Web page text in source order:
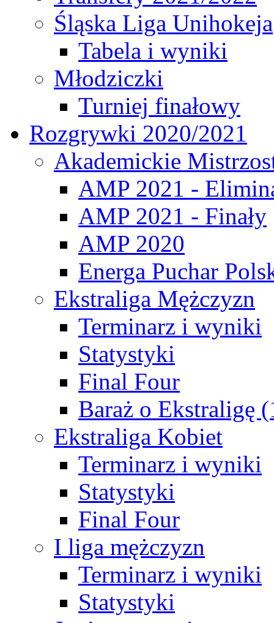
Śląska Liga Unihokeja
Tabela i wyniki
Młodziczki
Turniej finałowy
Rozgrywki 2020/2021
Akademickie
AMP 2021 -
AMP 2021 - Finały
AMP 2020
Energa Puchar
Ekstraliga Mężczyzn
Terminarz i wyniki
Statystyki
Final Four
Baraż o Ekstraligę
Ekstraliga Kobiet
Terminarz i wyniki
Statystyki
Final Four
I liga mężczyzn
Terminarz i wyniki
Statystyki